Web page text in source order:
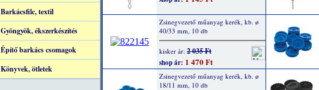
Barkácsfilc, textil
Gyöngyök, ékszerkészítés
Építő barkács csomagok
Könyvek, ötletek
Zsinegvezető műanyag kerék, kb. ø
40/33 mm, 10 db
kisker ár: 2 035 Ft
shop ár: 1 470 Ft
Zsinegvezető műanyag kerék, kb. ø
18/11 mm, 10 db